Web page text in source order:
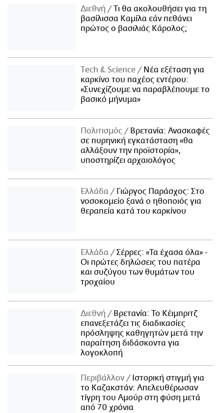
Διεθνή
Τι θα ακολουθήσει για τη
βασίλισσα Καμίλα εάν πεθάνει
πρώτος ο βασιλιάς Κάρολος;
Τech & Science
Νέα εξέταση για
καρκίνο του παχέος εντέρου:
«Συνεχίζουμε να παραβλέπουμε το
βασικό μήνυμα»
Πολιτισμός
Βρετανία: Ανασκαφές
σε πυρηνική εγκατάσταση «θα
αλλάξουν την προϊστορία»,
υποστηρίζει αρχαιολόγος
Ελλάδα
Γιώργος Παράσχος: Στο
νοσοκομείο ξανά ο ηθοποιός για
θεραπεία κατά του καρκίνου
Ελλάδα
Σέρρες: «Τα έχασα όλα» -
Οι πρώτες δηλώσεις του πατέρα
και συζύγου των θυμάτων του
τροχαίου
Διεθνή
Βρετανία: Το Κέιμπριτζ
επανεξετάζει τις διαδικασίες
πρόσληψης καθηγητών μετά την
παραίτηση διδάσκοντα για
λογοκλοπή
Περιβάλλον
Ιστορική στιγμή για
το Καζακστάν: Απελευθέρωσαν
τίγρη του Αμούρ στη φύση μετά
από 70 χρόνια